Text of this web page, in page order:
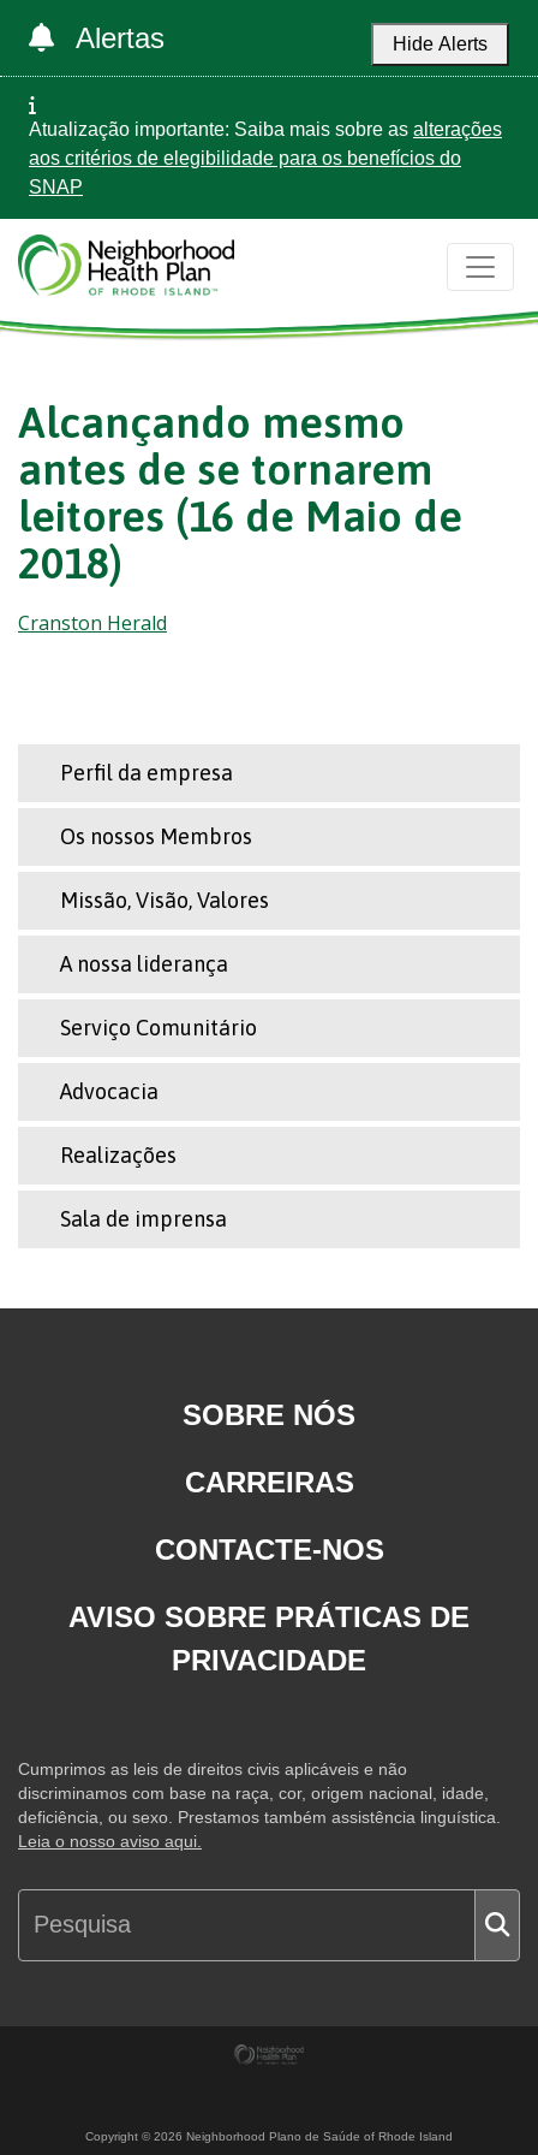
Alertas Hide Alerts
Atualização importante: Saiba mais sobre as alterações
aos critérios de elegibilidade para os benefícios do
SNAP
Alcançando mesmo
antes de se tornarem
leitores (16 de Maio de
2018)
Cranston Herald
Perfil da empresa
Os nossos Membros
Missão, Visão, Valores
A nossa liderança
Serviço Comunitário
Advocacia
Realizações
Sala de imprensa
SOBRE NÓS
CARREIRAS
CONTACTE-NOS
AVISO SOBRE PRÁTICAS DE
PRIVACIDADE
Cumprimos as leis de direitos civis aplicáveis e não
discriminamos com base na raça, cor, origem nacional, idade,
deficiência, ou sexo. Prestamos também assistência linguística.
Leia o nosso aviso aqui.
Copyright ©2026 Neighborhood Plano de Saúde of Rhode Island